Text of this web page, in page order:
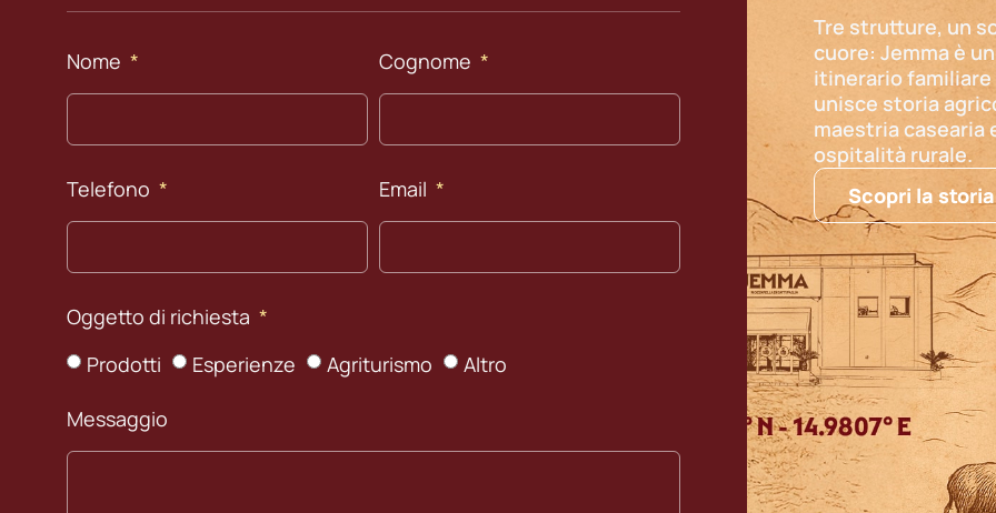
Nome Cognome
Telefono Email
Oggetto di richiesta
Prodotti
Esperienze Agriturismo Altro
Messaggio
Scopri la storia
Tre strutture, un
cuore: Jemma è un
itinerario familiare
unisce storia
maestria casearia
ospitalità rurale.